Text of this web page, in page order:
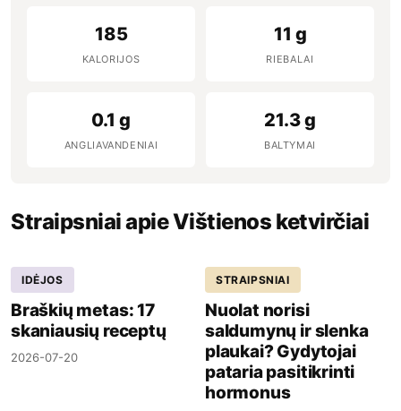
185
KALORIJOS
11 g
RIEBALAI
0.1 g
ANGLIAVANDENIAI
21.3 g
BALTYMAI
Straipsniai apie Vištienos ketvirčiai
IDĖJOS
Braškių metas: 17
skaniausių receptų
2026-07-20
STRAIPSNIAI
Nuolat norisi
saldumynų ir slenka
plaukai? Gydytojai
pataria pasitikrinti
hormonus